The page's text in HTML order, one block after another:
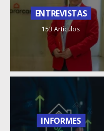
ENTREVISTAS
153 Artículos
INFORMES